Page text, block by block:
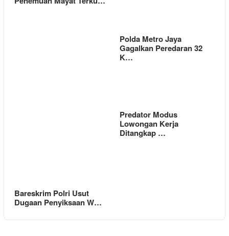
Polda Metro Jaya
Gagalkan Peredaran 32
K…
Bareskrim Polri Usut
Dugaan Penyiksaan W…
Predator Modus
Lowongan Kerja
Ditangkap …